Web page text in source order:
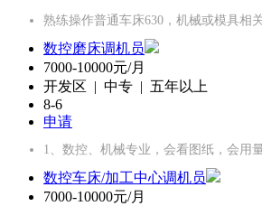
熟练操作普通车床630，机械或模具相
数控磨床调机员
7000-10000元/月
开发区 | 中专 | 五年以上
8-6
申请
1、数控、机械专业，会看图纸，会用
数控车床/加工中心调机员
7000-10000元/月